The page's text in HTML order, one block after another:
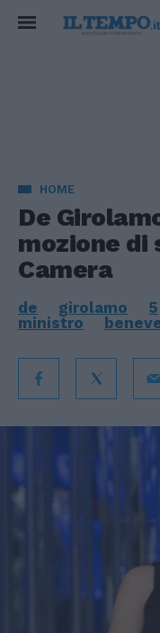
HOME
De
mozione di
Camera
de girolamo 5
ministro